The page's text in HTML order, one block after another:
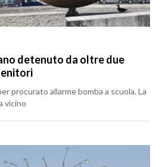
detenuto da oltre due
procurato allarme bomba a scuola. La
vicino